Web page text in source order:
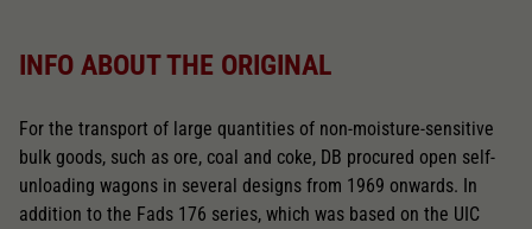
INFO ABOUT THE ORIGINAL
For the transport of large quantities of non-moisture-sensitive
bulk goods, such as ore, coal and coke, DB procured open self-
unloading wagons in several designs from 1969 onwards. In
addition to the Fads 176 series, which was based on the UIC